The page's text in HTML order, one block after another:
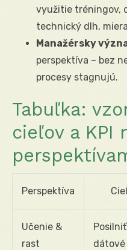
využitie tréningov,
technický dlh,
Manažérsky
perspektíva – bez
procesy stagnujú.
Tabuľka:
cieľov a KPI
Perspektíva Cieľ
Učenie &
rast
Posilniť
dátové